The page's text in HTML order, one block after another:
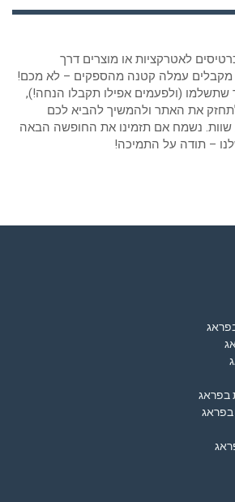
לאטרקציות או מוצרים דרך
מקבלים עמלה קטנה מהספקים – לא מכם!
(ולפעמים אפילו תקבלו הנחה!),
את האתר ולהמשיך להביא לכם
שוות. נשמח אם תזמינו את החופשה הבאה
– תודה על התמיכה!
בפראג
בפראג